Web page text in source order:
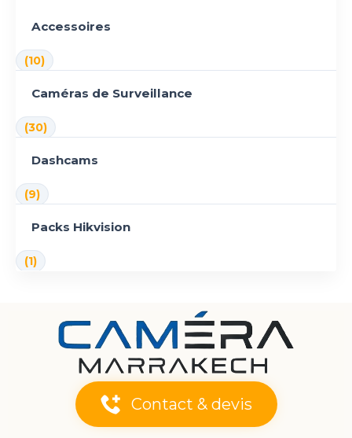
Accessoires
(10)
Caméras de Surveillance
(30)
Dashcams
(9)
Packs Hikvision
(1)
Contact & devis